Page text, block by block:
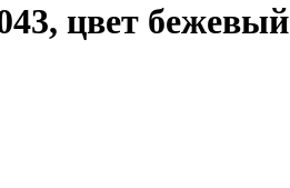
цвет бежевый